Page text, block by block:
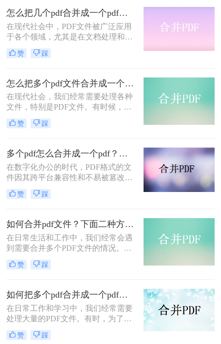
作。那么怎么把两个pdf合并成一个​
呢？本文将为大家介绍几种简单易行
的方法，让您轻松合并PDF文件。
怎么把几个pdf合并成一个pdf文件？教你一招轻松搞定！
在现代社会中，PDF文件被广泛应用
于各个领域，尤其是在文档处理和文
献资料整理方面。有时候，我们需要
将多个PDF文件合并成一个PDF文
那么，怎么把几个pdf合并成一个pdf
文件呢？本文将为你详细解答。
赞 踩
怎么把多个pdf文件合并成一个？学会这三种方法，再也不用担心文件分散了！
在现代社会，我们经常需要处理各种
文件，特别是PDF文件。有时候，我
们可能需要将多个PDF文件合并成一
个，以方便查阅和管理。那么，怎么
为大家介绍三种方法。
赞 踩
多个pdf怎么合并成一个pdf？这三种方法最好用！
在数字化办公的时代，PDF格式的文
件因其跨平台兼容性和不易被篡改的
特性而广受欢迎。然而，在日常工作
中，我们可能会遇到需要合并多个
便捷的合并工具或方法就显得尤为重
要。那么多个pdf怎么合并成一个pdf
呢？本文将介绍几种常见的合并多个
PDF文件为一个PDF的方法，帮助你
轻松应对这一需求。
赞 踩
如何合并pdf文件？下面二种方法马上教会你！
在日常生活和工作中，我们经常会遇
到需要合并多个PDF文件的情况。比
如，你可能需要将多个PDF文件合并
成一个文档，以便于归档、分享或打
将介绍两种简单而有效的方法供大家
参考。
赞 踩
如何把多个pdf合并成一个pdf？分享二种方法帮助你解决！
在日常工作和学习中，我们经常需要
处理大量的PDF文件。有时，为了方
便查阅和管理，我们会希望将多个
PDF文件合并成一个。那么如何把多
赞 踩